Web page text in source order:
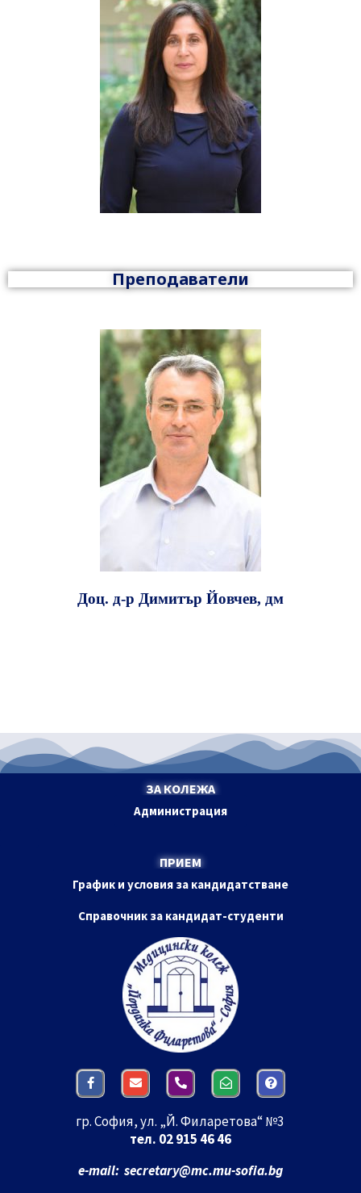
Преподаватели
Доц. д-р Димитър Йовчев, дм
ЗА КОЛЕЖА
Администрация
ПРИЕМ
График и условия за кандидатстване
Справочник за кандидат-студенти
гр. София, ул. „Й. Филаретова“ №3
тел. 02 915 46 46
e-mail: secretary@mc.mu-sofia.bg